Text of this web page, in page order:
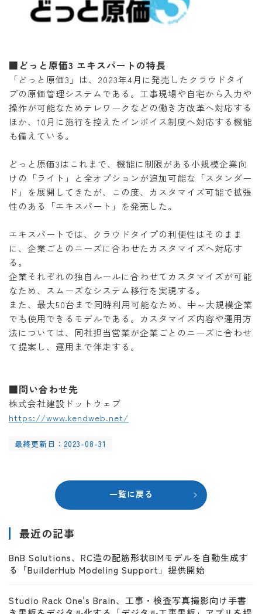
■どっと原価3 エキスパートの特長
「どっと原価3」は、2023年4月に発売したクラウドタイ
プの原価管理システムである。工事現場や自宅から入力や
操作が可能なためテレワークなどの働き方改革へ対応する
ほか、10月に施行を控えたインボイス制度へ対応する機能
も備えている。
どっと原価3はこれまで、機能に制限がある小規模企業向
けの「ライト」と全オプションが追加可能な「スタンダー
ド」を展開してきたが、この度、カスタマイズ可能で拡張
性のある「エキスパート」を発売した。
エキスパートでは、クラウドタイプの利便性はそのまま
に、企業ごとのニーズに合わせたカスタマイズへ対応す
る。
企業それぞれの独自ルールに合わせてカスタマイズが可能
なため、スムーズなシステム移行を実現する。
また、最大50台まで同時利用可能なため、中～大規模企業
でも使用できるモデルである。カスタマイズ内容や運用方
法については、同社担当営業が企業ごとのニーズに合わせ
て提案し、運用まで伴走する。
■問い合わせ先
株式会社建設ドットウェブ
https://www.kendweb.net/
最終更新日：2023-08-31
一覧に戻る
最近の記事
BnB Solutions、RC造の配筋形状BIMモデルを自動生成す
る「BuilderHub Modeling Support」提供開始
Studio Rack One's Brain、工事・検査写真撮影向け手書